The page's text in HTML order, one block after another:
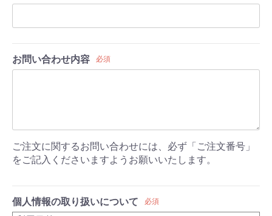
お問い合わせ内容 必須
ご注文に関するお問い合わせには、必ず「ご注文番号」
をご記入くださいますようお願いいたします。
個人情報の取り扱いについて 必須